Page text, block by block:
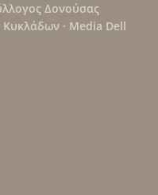
Δονούσας
Κυκλάδων · Media Dell